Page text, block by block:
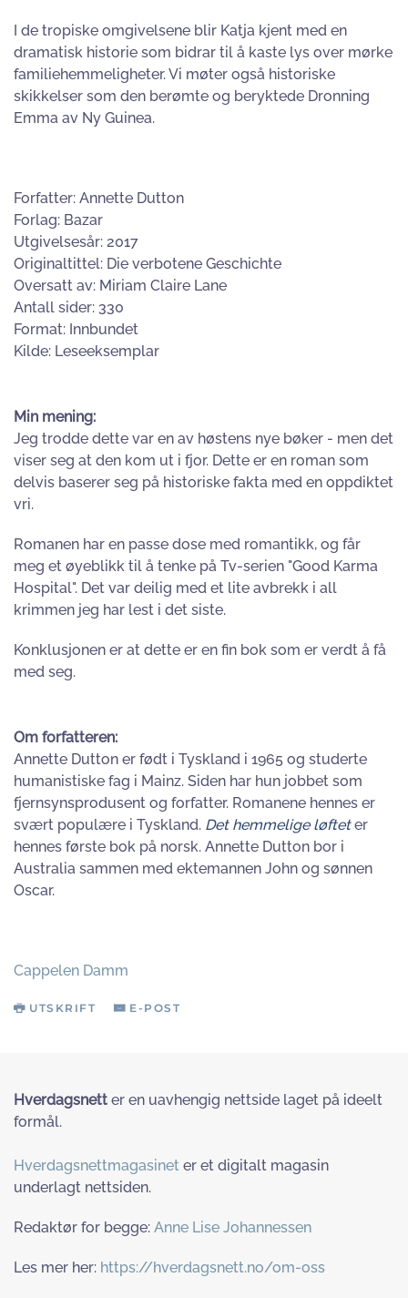
I de tropiske omgivelsene blir Katja kjent med en
dramatisk historie som bidrar til å kaste lys over mørke
familiehemmeligheter. Vi møter også historiske
skikkelser som den berømte og beryktede Dronning
Emma av Ny Guinea.
Forfatter: Annette Dutton
Forlag: Bazar
Utgivelsesår: 2017
Originaltittel: Die verbotene Geschichte
Oversatt av: Miriam Claire Lane
Antall sider: 330
Format: Innbundet
Kilde: Leseeksemplar
Min mening:
Jeg trodde dette var en av høstens nye bøker - men det
viser seg at den kom ut i fjor. Dette er en roman som
delvis baserer seg på historiske fakta med en oppdiktet
vri.
Romanen har en passe dose med romantikk, og får
meg et øyeblikk til å tenke på Tv-serien "Good Karma
Hospital". Det var deilig med et lite avbrekk i all
krimmen jeg har lest i det siste.
Konklusjonen er at dette er en fin bok som er verdt å få
med seg.
Om forfatteren:
Annette Dutton er født i Tyskland i 1965 og studerte
humanistiske fag i Mainz. Siden har hun jobbet som
fjernsynsprodusent og forfatter. Romanene hennes er
svært populære i Tyskland. Det hemmelige løfteter
hennes første bok på norsk. Annette Dutton bor i
Australia sammen med ektemannen John og sønnen
Oscar.
Cappelen Damm
UTSKRIFT E-POST
Hverdagsnett er en uavhengig nettside laget på ideelt
formål.
Hverdagsnettmagasinet er et digitalt magasin
underlagt nettsiden.
Redaktør for begge: Anne Lise Johannessen
Les mer her: https://hverdagsnett.no/om-oss